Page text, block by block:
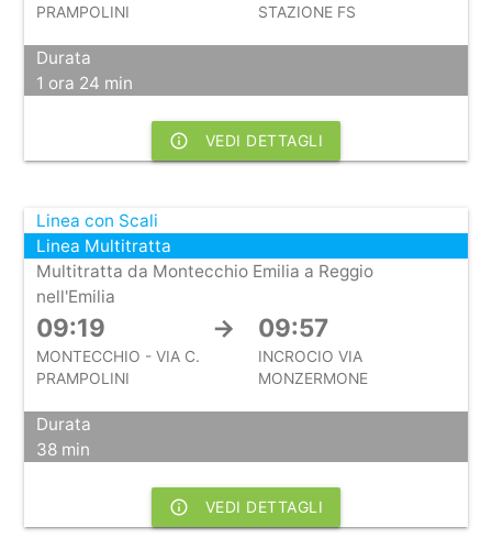
PRAMPOLINI
STAZIONE FS
Durata
1 ora 24 min
info_outline VEDI DETTAGLI
Linea con Scali
Linea Multitratta
Multitratta da Montecchio Emilia a Reggio
nell'Emilia
09:19 → 09:57
MONTECCHIO - VIA C.
PRAMPOLINI
INCROCIO VIA
MONZERMONE
Durata
38 min
info_outline VEDI DETTAGLI